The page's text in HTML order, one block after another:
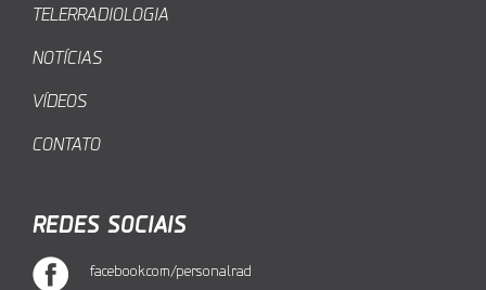
TELERRADIOLOGIA
NOTÍCIAS
VÍDEOS
CONTATO
REDES SOCIAIS
facebook.com/personalrad